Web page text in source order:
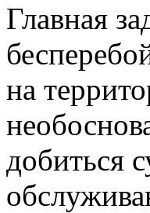
Главная
на
добиться